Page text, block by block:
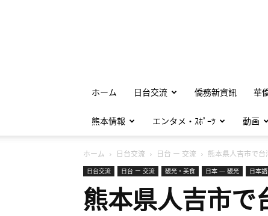
ホーム 日台交流 僑務新資訊 華
熊本情報 エンタメ・ｽﾎﾟｰﾂ 動画
ホーム 日台交流 日台 ー 交流 熊本県人吉市で台
日台交流 日台 ー 交流 観光・美食 日本 — 観光 日本
熊本県人吉市で